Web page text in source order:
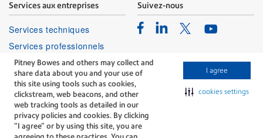
Pitney Bowes and others may collect and
share data about you and your use of
this site using tools such as cookies,
clickstream, web beacons, and other
web tracking tools as detailed in our
privacy policies and cookies. By clicking
“I agree” or by using this site, you are
I agree
cookies settings
Services aux entreprises
Services techniques
Services professionnels
Suivez-nous
FacebookLinkedinTwitterYoutube
The technology behind
every important delivery.